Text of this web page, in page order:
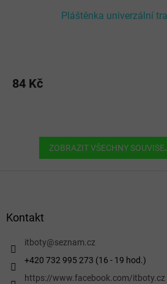
Pláštěnka univerzální
84 Kč
ZOBRAZIT VŠECHNY
Kontakt
itboty@seznam.cz
+420 732 995 273 (16 - 19 hod.)
https://www.facebook.com/itboty.cz